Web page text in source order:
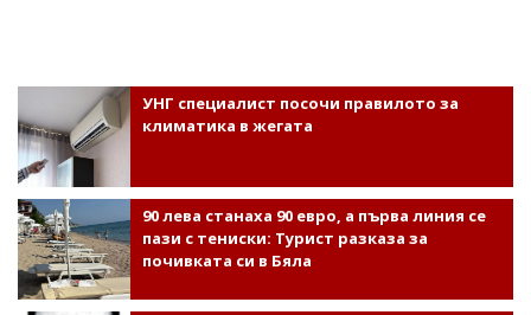
УНГ специалист посочи правилото за
климатика в жегата
90 лева станаха 90 евро, а първа линия се
пази с тениски: Турист разказа за
почивката си в Бяла